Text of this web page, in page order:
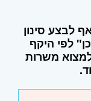
לבצע סינון
לפי היקף
משרות